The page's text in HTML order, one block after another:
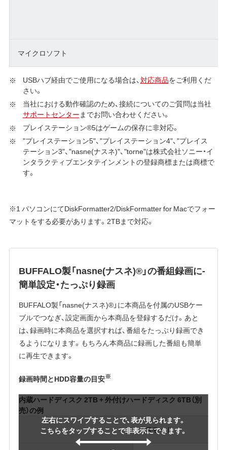
マイクロソフト
USBハブ経由でご使用になる場合は、対応商品をご利用くだ
さい。
当社における動作確認のため、接続についてのご質問は当社
サポートセンターまでお問い合わせください。
プレイステーション®5はゲームの保存に非対応。
"プレイステーション5"、"プレイステーション4"、"プレイス
テーション3"、"nasne(ナスネ)"、"torne"は株式会社ソニー・イ
ンタラクティブエンタテインメントの登録商標または商標で
す。
※1 パソコンにてDiskFormatter2/DiskFormatter for Macでフォー
マットをする必要があります。2TBまで対応。
BUFFALO製「nasne(ナスネ)®」の番組録画に-
簡単設定・たっぷり録画
BUFFALO製「nasne(ナスネ)®」に本商品を付属のUSBケー
ブルでつなぎ、設定画面から本商品を登録するだけ。あと
は、録画時に本商品を選択すれば、番組をたっぷり録画でき
るようになります。もちろん本商品に録画した番組も簡単
に再生できます。
録画時間とHDD容量の目安※
左右にスワイプすることで、表が見られます。
こちらをタップすることで非表示にできます。
内蔵ハードディスク 2TB + 外付けハードディスク 6TB（別
売）の例
DRモード